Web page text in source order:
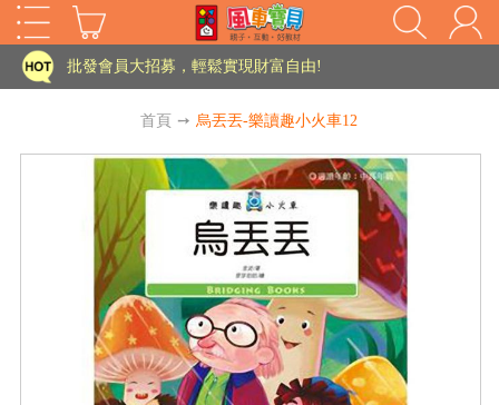
HOT
家長樂了!「風車書版集團暨FOOD超人企業總部」目前正興建中!
批發會員大招募，輕鬆實現財富自由!
老師您好!!幼教會員火熱招募中~
海外購物免煩惱！點我查看『海外購物流程說明』
批發會員大招募，輕鬆實現財富自由!
老師您好!!幼教會員火熱招募中~
首頁 ➙ 烏丟丟-樂讀趣小火車12